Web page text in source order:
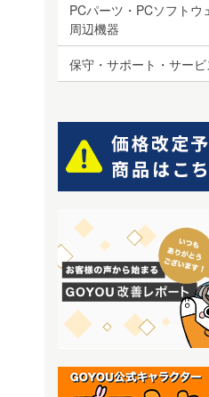
PCパーツ・PCソフトウ
周辺機器
保守・サポート・サービ